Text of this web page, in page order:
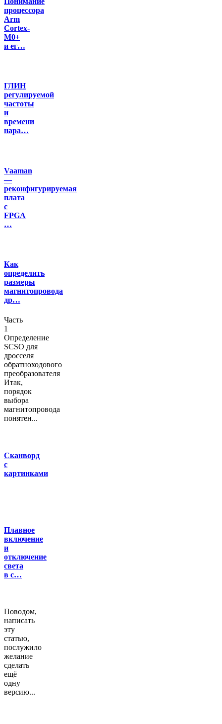
процессора
Arm
Cortex-
M0+
и ег…
ГЛИН
регулируемой
частоты
и
времени
нара…
Vaaman
—
реконфигурируемая
плата
с
FPGA
…
Как
определить
размеры
магнитопровода
др…
Часть
1
Определение
SCSO для
дросселя
обратноходового
преобразователя
Итак,
порядок
выбора
магнитопровода
понятен...
Сканворд
с
картинками
Плавное
включение
и
отключение
света
в с…
Поводом,
написать
эту
статью,
послужило
желание
сделать
ещё
одну
версию...